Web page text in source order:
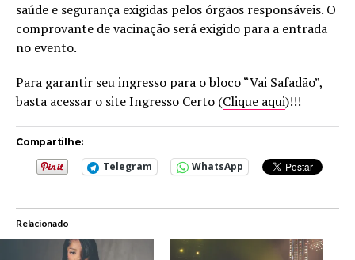
saúde e segurança exigidas pelos órgãos responsáveis. O
comprovante de vacinação será exigido para a entrada
no evento.
Para garantir seu ingresso para o bloco “Vai Safadão”,
basta acessar o site Ingresso Certo (Clique aqui)!!!
Compartilhe:
Telegram WhatsApp
Relacionado